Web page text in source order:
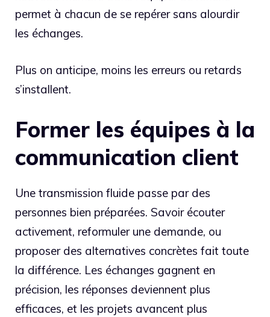
permet à chacun de se repérer sans alourdir
les échanges.
Plus on anticipe, moins les erreurs ou retards
s’installent.
Former les équipes à la
communication client
Une transmission fluide passe par des
personnes bien préparées. Savoir écouter
activement, reformuler une demande, ou
proposer des alternatives concrètes fait toute
la différence. Les échanges gagnent en
précision, les réponses deviennent plus
efficaces, et les projets avancent plus